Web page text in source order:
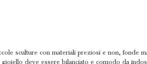
sculture con materiali preziosi e non,
deve essere bilanciato e comodo da